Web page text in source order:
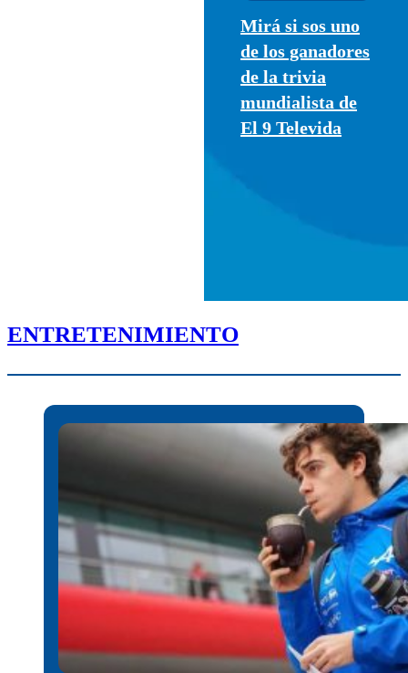
Mirá si sos uno
de los ganadores
de la trivia
mundialista de
El 9 Televida
ENTRETENIMIENTO